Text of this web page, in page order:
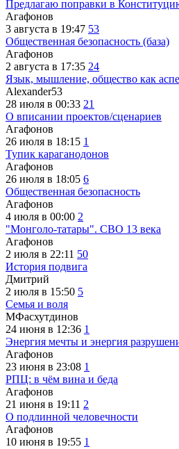
Предлагаю поправки в
Агафонов
3 августа в 19:47 53
Общественная безопасность (база)
Агафонов
2 августа в 17:35 24
Язык, мышление, общество как
Alexander53
28 июля в 00:33 21
О вписании проектов/сценариев
Агафонов
26 июля в 18:15 1
Тупик караганодонов
Агафонов
26 июля в 18:05 6
Общественная безопасность
Агафонов
4 июля в 00:00 2
"Монголо-татары". СВО 13 века
Агафонов
2 июля в 22:11 50
История подвига
Дмитрий
2 июля в 15:50 5
Семья и воля
МФасхутдинов
24 июня в 12:36 1
Энергия мечты и энергия
Агафонов
23 июня в 23:08 1
РПЦ: в чём вина и беда
Агафонов
21 июня в 19:11 2
О подлинной человечности
Агафонов
10 июня в 19:55 1